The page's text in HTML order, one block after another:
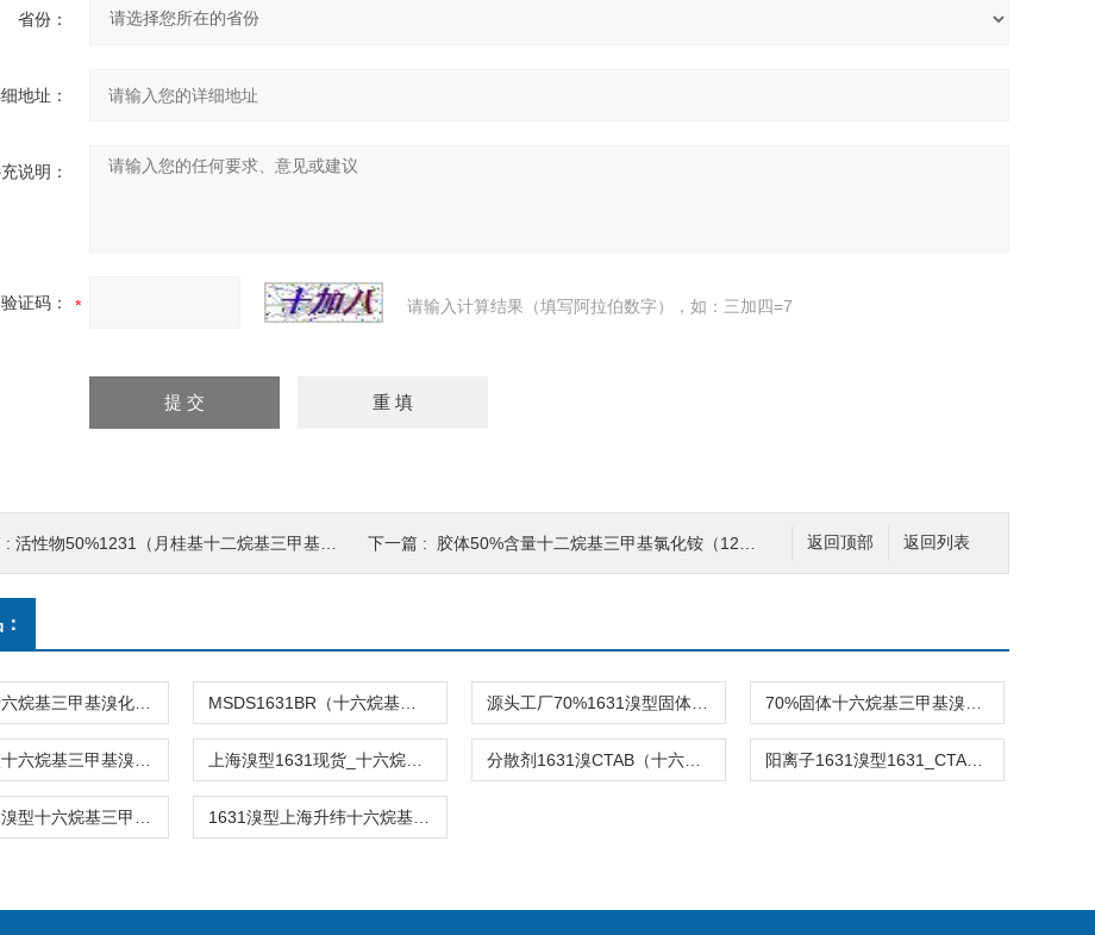
省份：
地址：
说明：
验证码： 请输入计算结果（填写阿拉伯数字），如：三加四=7
返回列表
返回顶部
: 活性物50%1231（月桂基十二烷基三甲基氯化铵） 下一篇 : 胶体50%含量十二烷基三甲基氯化铵（1231氯型CL）